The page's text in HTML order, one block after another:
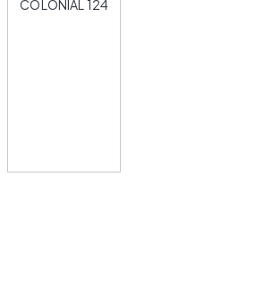
COLONIAL 124